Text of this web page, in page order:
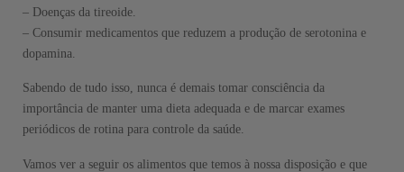
– Doenças da tireoide.
– Consumir medicamentos que reduzem a produção de serotonina e
dopamina.
Sabendo de tudo isso, nunca é demais tomar consciência da
importância de manter uma dieta adequada e de marcar exames
periódicos de rotina para controle da saúde.
Vamos ver a seguir os alimentos que temos à nossa disposição e que